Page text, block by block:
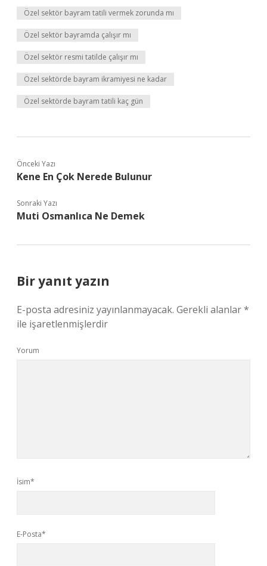
Özel sektör bayram tatili vermek zorunda mı
Özel sektör bayramda çalışır mı
Özel sektör resmi tatilde çalışır mı
Özel sektörde bayram ikramiyesi ne kadar
Özel sektörde bayram tatili kaç gün
Önceki Yazı
Kene En Çok Nerede Bulunur
Sonraki Yazı
Muti Osmanlıca Ne Demek
Bir yanıt yazın
E-posta adresiniz yayınlanmayacak. Gerekli alanlar*
ile işaretlenmişlerdir
Yorum
İsim*
E-Posta*